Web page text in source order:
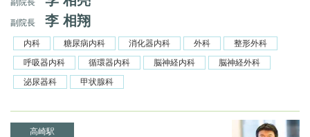
副院長 李 相翔
内科 糖尿病内科 消化器内科 外科
整形外科
呼吸器内科
循環器内科 脳神経内科
脳神経外科
泌尿器科
甲状腺科
高崎駅